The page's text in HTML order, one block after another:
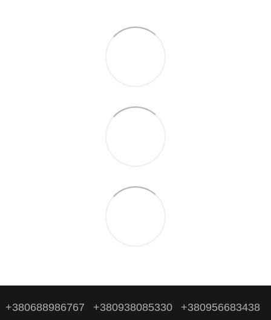
+380688986767 +380938085330 +380956683438